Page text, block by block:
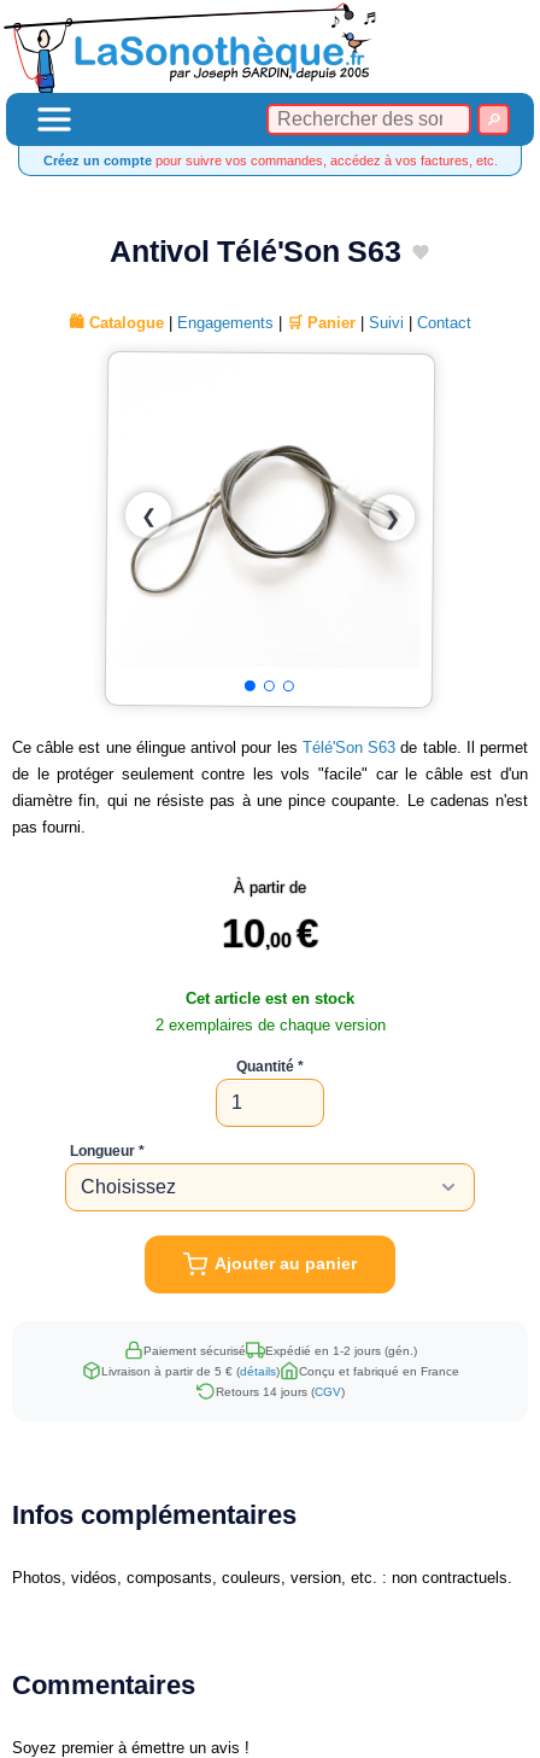
Créez un comptepour suivre vos commandes, accédez à vos factures, etc.
Antivol Télé'Son S63
🛍️ Catalogue Engagements 🛒 Panier Suivi Contact
❮ ❯
Ce câble est une élingue antivol pour les Télé'Son S63 de table. Il permet
de le protéger seulement contre les vols "facile" car le câble est d'un
diamètre fin, qui ne résiste pas à une pince coupante. Le cadenas n'est
pas fourni.
À partir de
10,00 €
Cet article est en stock
2 exemplaires de chaque version
Quantité
Longueur
Ajouter au panier
Paiement sécurisé
Expédié en 1-2 jours (gén.)
Livraison à partir de 5 € (détails)
Conçu et fabriqué en France
Retours 14 jours (CGV)
Infos complémentaires
Photos, vidéos, composants, couleurs, version, etc. : non contractuels.
Commentaires
Soyez premier à émettre un avis !